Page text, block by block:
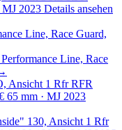
MJ 2023 Details ansehen
Line, Race
Rfr RFR
65 mm · MJ 2023
Rfr